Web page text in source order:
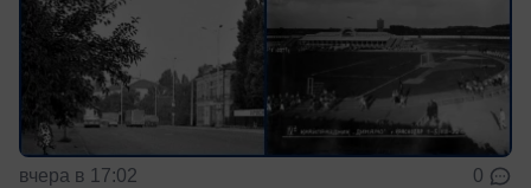
вчера в 17:02 0